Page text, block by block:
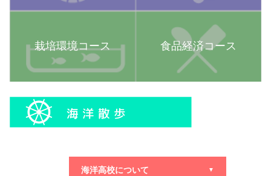
栽培環境コース 食品経済コース
海洋高校について ▼